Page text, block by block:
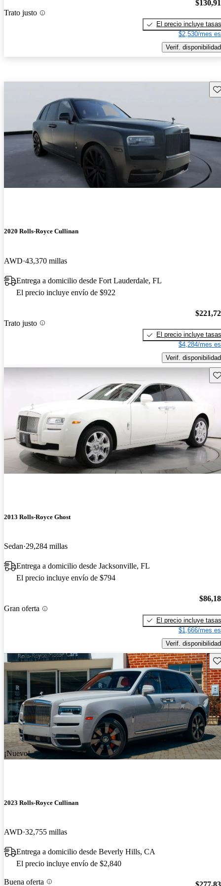
Trato justo
El precio incluye tasas
$2,530/mes
Verif. disponibilidad
2020 Rolls-Royce Cullinan
AWD 43,370 millas
Entrega a domicilio desde Fort Lauderdale, FL
El precio incluye envío de $922
Trato justo
El precio incluye tasas
$4,284/mes
Verif. disponibilidad
2013 Rolls-Royce Ghost
Sedan 29,284 millas
Entrega a domicilio desde Jacksonville, FL
El precio incluye envío de $794
Gran oferta
El precio incluye tasas
$1,666/mes
Verif. disponibilidad
¡Nuevo!
2023 Rolls-Royce Cullinan
AWD 32,755 millas
Entrega a domicilio desde Beverly Hills, CA
El precio incluye envío de $2,840
Buena oferta